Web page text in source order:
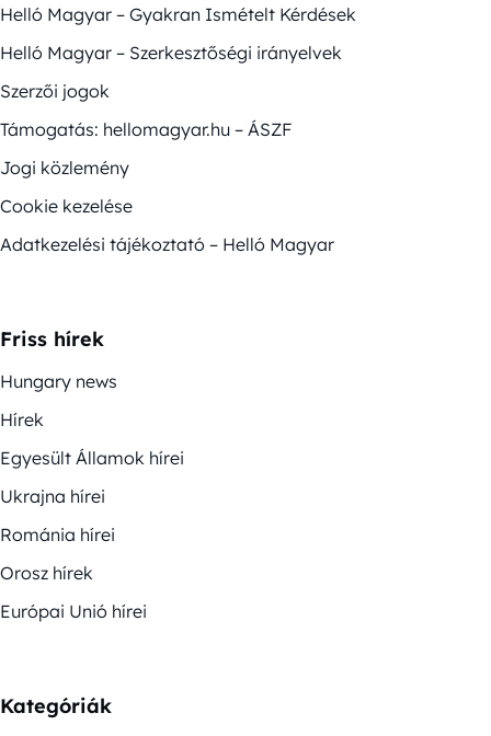
Helló Magyar – Gyakran Ismételt Kérdések
Helló Magyar – Szerkesztőségi irányelvek
Szerzői jogok
Támogatás: hellomagyar.hu – ÁSZF
Jogi közlemény
Cookie kezelése
Adatkezelési tájékoztató – Helló Magyar
Friss hírek
Hungary news
Hírek
Egyesült Államok hírei
Ukrajna hírei
Románia hírei
Orosz hírek
Európai Unió hírei
Kategóriák